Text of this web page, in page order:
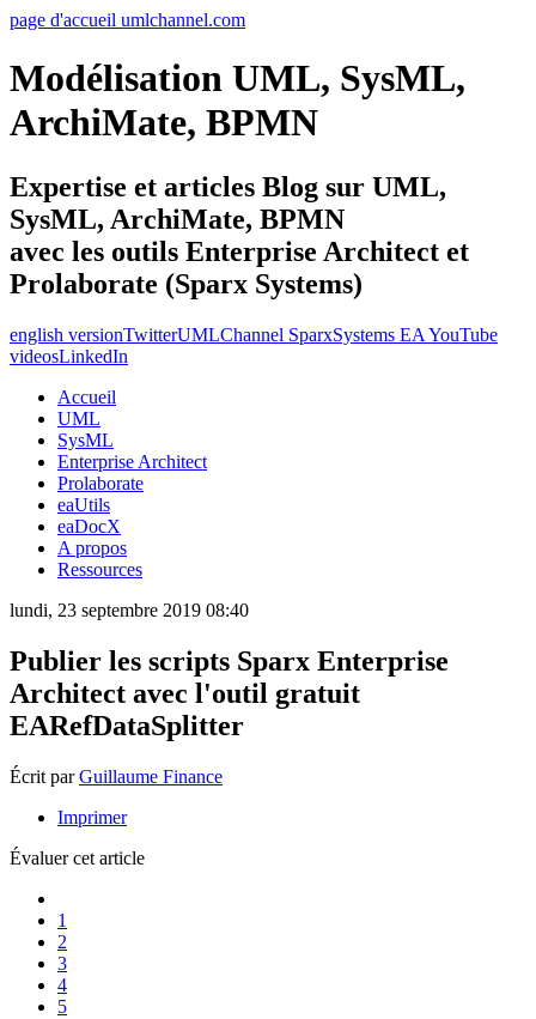
page d'accueil umlchannel.com
Modélisation UML, SysML,
ArchiMate, BPMN
Expertise et articles Blog sur UML,
SysML, ArchiMate, BPMN
avec les outils Enterprise Architect et
Prolaborate (Sparx Systems)
english versionTwitterUMLChannel SparxSystems EA YouTube
videosLinkedIn
Accueil
UML
SysML
Enterprise Architect
Prolaborate
eaUtils
eaDocX
A propos
Ressources
lundi, 23 septembre 2019 08:40
Publier les scripts Sparx Enterprise
Architect avec l'outil gratuit
EARefDataSplitter
Écrit parGuillaume Finance
Imprimer
Évaluer cet article
1
2
3
4
5